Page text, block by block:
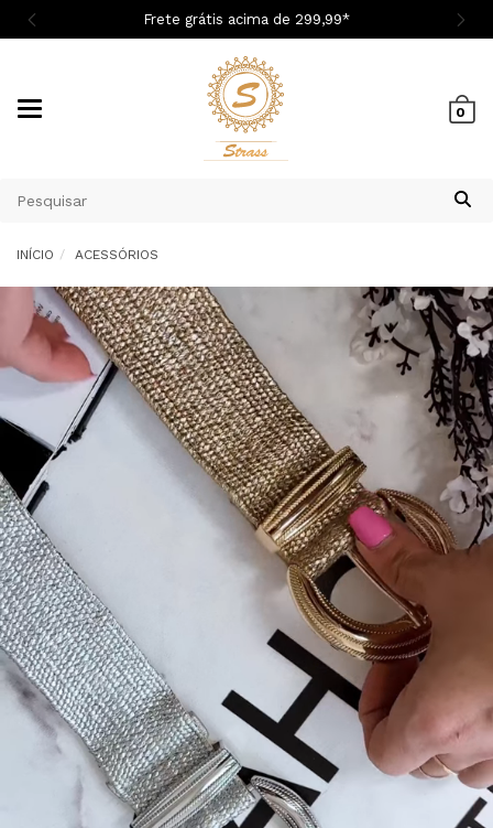
Cupom 1ª Compra BEMVINDASM
0
INÍCIO ACESSÓRIOS